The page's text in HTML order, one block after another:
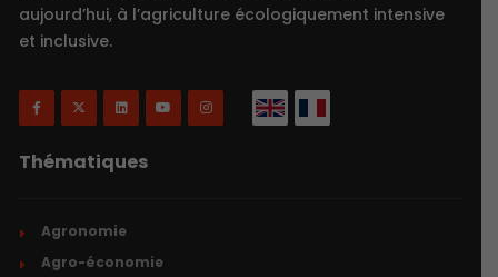
aujourd’hui, à l’agriculture écologiquement intensive
et inclusive.
Thématiques
Agronomie
Agro-économie